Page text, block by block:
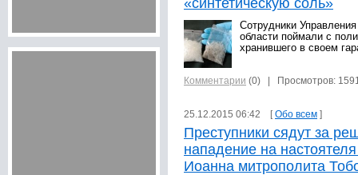
«синтетическую соль»
Сотрудники
области поймали с
хранившего в своем
Комментарии (0) | Просмотров:
25.12.2015 06:42 [Обо всем ]
Преступники сядут за
нападение на
Иоанна митрополита